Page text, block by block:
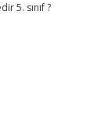
5. sınıf ?